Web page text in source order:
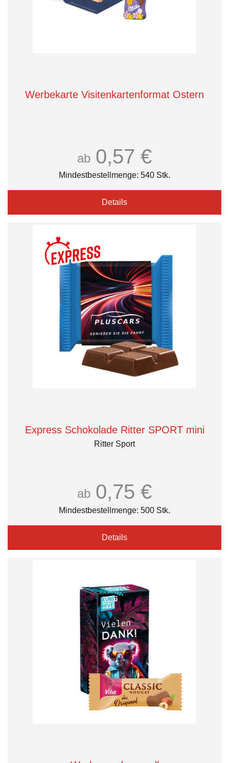
Werbekarte Visitenkartenformat Ostern
ab 0,57 €
Mindestbestellmenge: 540 Stk.
Details
Express Schokolade Ritter SPORT mini
Ritter Sport
ab 0,75 €
Mindestbestellmenge: 500 Stk.
Details